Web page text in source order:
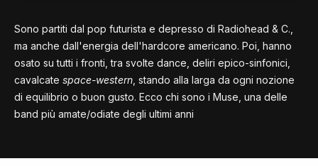
Sono partiti dal pop futurista e depresso di Radiohead & C.,
ma anche dall'energia dell'hardcore americano. Poi, hanno
osato su tutti i fronti, tra svolte dance, deliri epico-sinfonici,
cavalcate space-western , stando alla larga da ogni nozione
di equilibrio o buon gusto. Ecco chi sono i Muse, una delle
band più amate/odiate degli ultimi anni